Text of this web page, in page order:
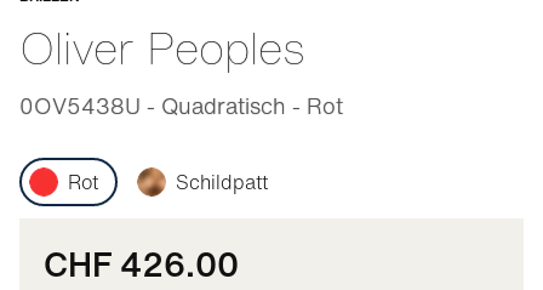
Oliver Peoples
0OV5438U - Quadratisch - Rot
Rot Schildpatt
CHF 426.00